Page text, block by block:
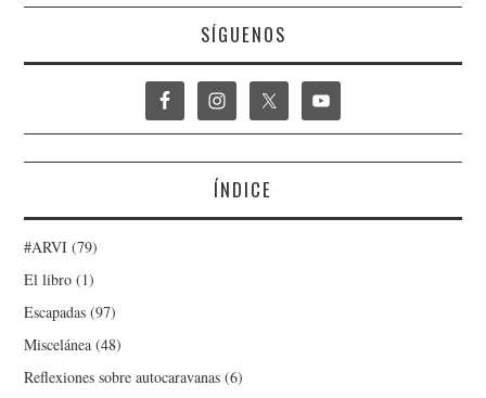
SÍGUENOS
ÍNDICE
#ARVI (79)
El libro (1)
Escapadas (97)
Miscelánea (48)
Reflexiones sobre autocaravanas (6)